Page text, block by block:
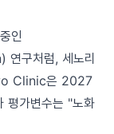
인
구처럼, 세노리
Clinic은 2027
평가변수는 "노화